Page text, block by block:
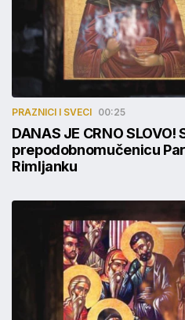
PRAZNICI I SVECI 00:25
DANAS JE CRNO
prepodobnomučenicu
Rimljanku